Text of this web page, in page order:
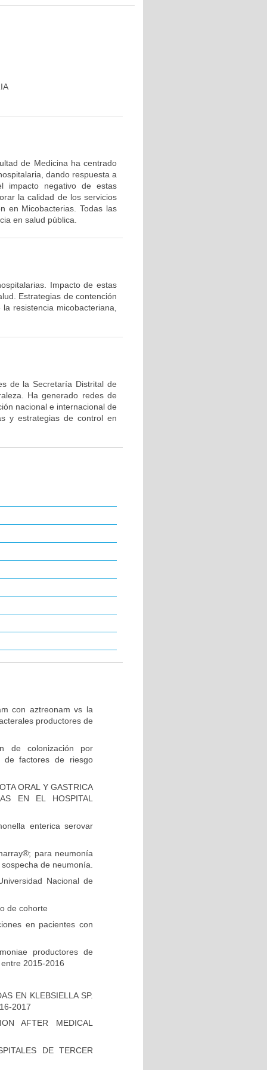
de Medicina ha centrado
dando respuesta a
impacto negativo de estas
la calidad de los servicios
en Micobacterias. Todas las
en salud pública.
Impacto de estas
Estrategias de contención
resistencia micobacteriana,
de la Secretaría Distrital de
Ha generado redes de
nacional e internacional de
y estrategias de control en
con aztreonam vs la
productores de
de colonización por
de factores de riesgo
ORAL Y GASTRICA
EN EL HOSPITAL
enterica serovar
para neumonía
de neumonía.
Nacional de
de cohorte
en pacientes con
productores de
2015-2016
EN KLEBSIELLA SP.
2017
AFTER MEDICAL
DE TERCER